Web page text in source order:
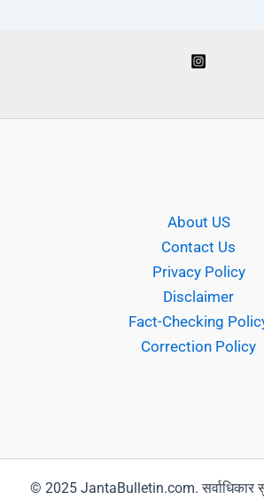
About US
Contact Us
Privacy Policy
Disclaimer
Fact-Checking
Correction Policy
© 2025 JantaBulletin.com. सर्वाधिकार